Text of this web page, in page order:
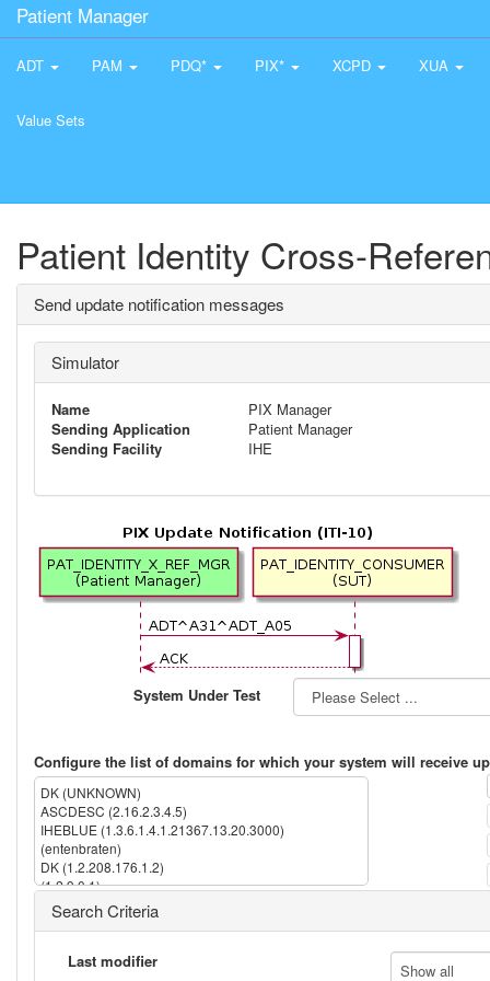
Patient Manager
ADT PAM PDQ* PIX* XCPD XUA
Value Sets
Patient Identity Cross-
Send update notification messages
Simulator
Name
PIX Manager
Sending Application
Patient Manager
Sending Facility
IHE
System Under Test
Configure the list of domains for which your system will receive
DK (UNKNOWN)
ASCDESC (2.16.2.3.4.5)
IHEBLUE (1.3.6.1.4.1.21367.13.20.3000)
(entenbraten)
DK (1.2.208.176.1.2)
(1.2.9.0.1)
IPK (1.3.6.1.4.1.21367.2005.13.20.1000)
IHERED (1.3.6.1.4.1.21367.13.20.1000)
(2.16.840.1.113883.3.72.5.9.1)
Search Criteria
Last modifier
Show all